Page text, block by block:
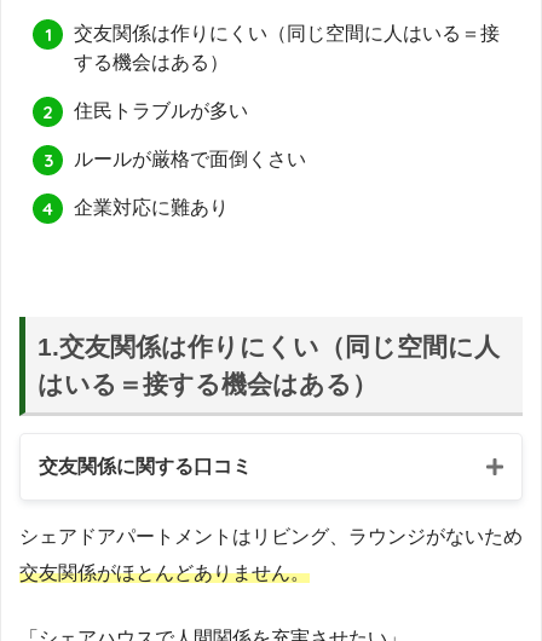
交友関係は作りにくい（同じ空間に人はいる＝接
する機会はある）
住民トラブルが多い
ルールが厳格で面倒くさい
企業対応に難あり
1.交友関係は作りにくい（同じ空間に人
はいる＝接する機会はある）
交友関係に関する口コミ
シェアドアパートメントはリビング、ラウンジがないため
交友関係がほとんどありません。